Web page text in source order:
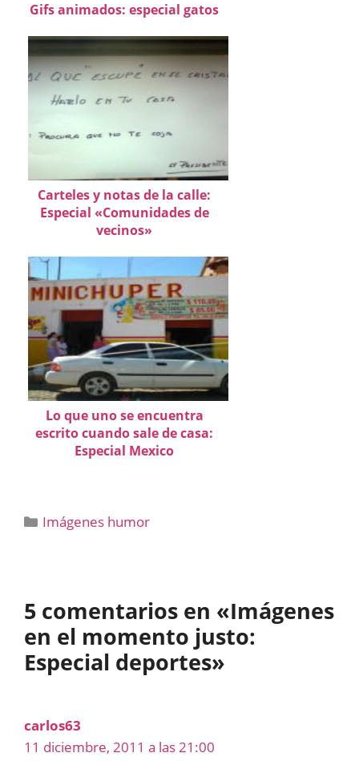
Gifs animados: especial gatos
Carteles y notas de la calle:
Especial «Comunidades de
vecinos»
Lo que uno se encuentra
escrito cuando sale de casa:
Especial Mexico
Categorías
Imágenes humor
5 comentarios en «Imágenes
en el momento justo:
Especial deportes»
carlos63
11 diciembre, 2011 a las 21:00